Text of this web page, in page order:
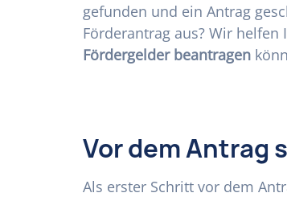
gefunden und ein Antrag
Förderantrag aus? Wir
Fördergelder beantragen
Vor dem Antrag
Als erster Schritt vor dem